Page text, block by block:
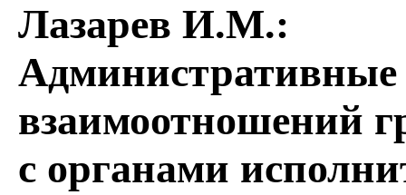
Лазарев И.М.:
Административные
взаимоотношений
с органами